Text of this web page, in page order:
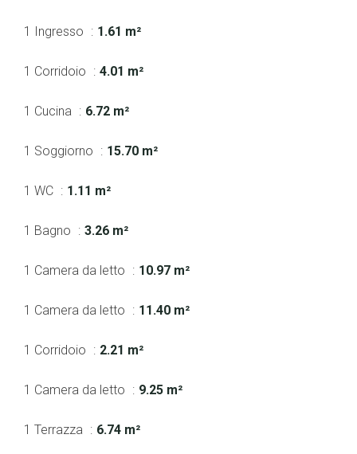
1 Ingresso 1.61 m²
1 Corridoio 4.01 m²
1 Cucina 6.72 m²
1 Soggiorno 15.70 m²
1 WC 1.11 m²
1 Bagno 3.26 m²
1 Camera da letto 10.97 m²
1 Camera da letto 11.40 m²
1 Corridoio 2.21 m²
1 Camera da letto 9.25 m²
1 Terrazza 6.74 m²